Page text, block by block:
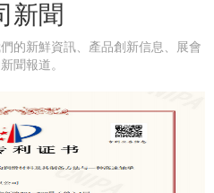
新聞
的新鮮資訊、產品創新信息、展會
聞報道。